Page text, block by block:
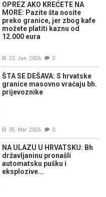
OPREZ AKO KREĆETE NA
MORE: Pazite šta nosite
preko granice, jer zbog kafe
možete platiti kaznu od
12.000 eura
23. Jun. 2026 0
ŠTA SE DEŠAVA: S hrvatske
granice masovno vraćaju bh.
prijevoznike
05. Mar. 2026 0
NA ULAZU U HRVATSKU: Bh
državljaninu pronašli
automatsku pušku i
eksplozive...